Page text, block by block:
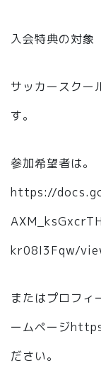
入会特典の対象
サッカースクー
す。
参加希望者は。
https://
kr08I3Fqw/
またはプロフィ
ームページ
ださい。